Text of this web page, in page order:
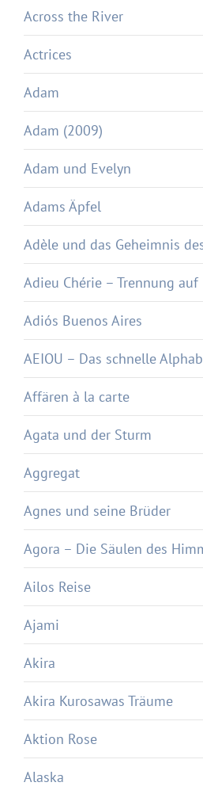
Across the River
Actrices
Adam
Adam (2009)
Adam und Evelyn
Adams Äpfel
Adèle und das Geheimnis
Adieu Chérie – Trennung auf
Adiós Buenos Aires
AEIOU – Das schnelle
Affären à la carte
Agata und der Sturm
Aggregat
Agnes und seine Brüder
Agora – Die Säulen des
Ailos Reise
Ajami
Akira
Akira Kurosawas Träume
Aktion Rose
Alaska